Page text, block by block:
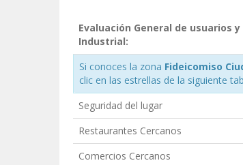
Evaluación General de usuarios
Industrial:
Si conoces la zona Fideicomiso
clic en las estrellas de la siguiente
Seguridad del lugar
Restaurantes Cercanos
Comercios Cercanos